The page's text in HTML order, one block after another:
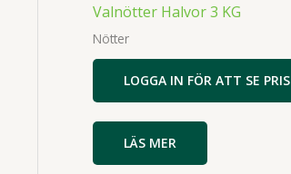
Valnötter Halvor 3 KG
Nötter
LOGGA IN FÖR ATT SE PRIS
LÄS MER